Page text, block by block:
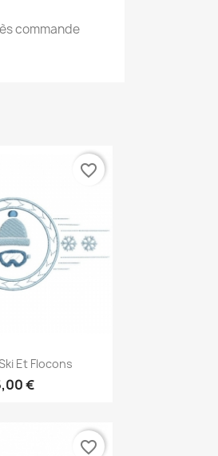
commande
rapide
Et Flocons
€
favorite_border
favorite_border